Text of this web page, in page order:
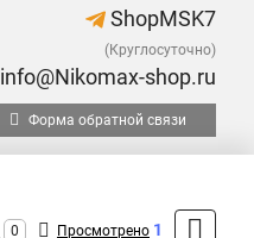
ShopMSK7
(Круглосуточно)
info@Nikomax-shop.ru
Форма обратной связи
0 Просмотрено 1